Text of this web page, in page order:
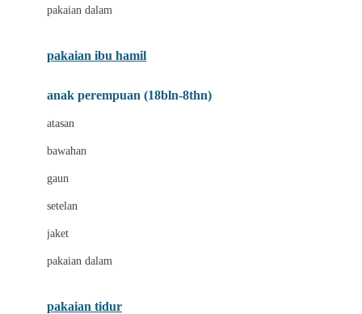
Cottonseeds
Crane
Drew
pakaian dalam
pakaian ibu hamil
anak perempuan (18bln-8thn)
atasan
bawahan
gaun
setelan
jaket
pakaian dalam
pakaian tidur